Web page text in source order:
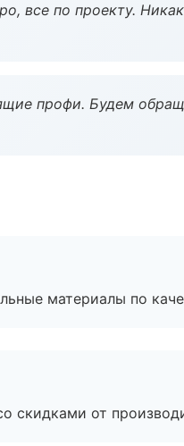
все по проекту.
профи. Будем
материалы по
скидками от